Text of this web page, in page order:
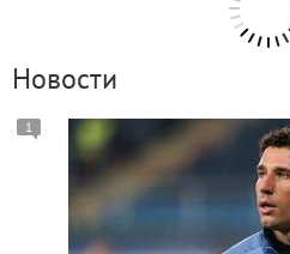
Новости
1